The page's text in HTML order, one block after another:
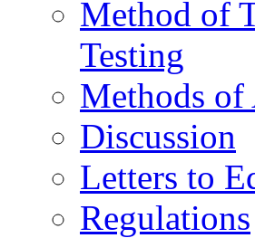
Method of
Testing
Methods of
Discussion
Letters to
Regulations